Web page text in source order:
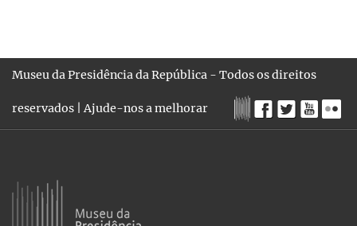
Museu da Presidência da República - Todos os direitos
reservados |Ajude-nos a melhorar